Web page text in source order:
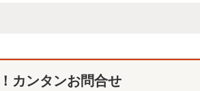
カンタンお問合せ